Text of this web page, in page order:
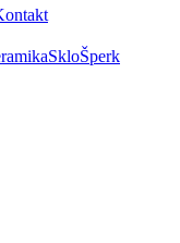
SkloŠperk